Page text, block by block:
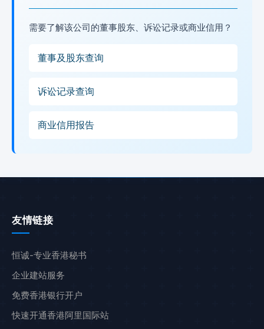
需要了解该公司的董事股东、诉讼记录或商业信用？
董事及股东查询
诉讼记录查询
商业信用报告
友情链接
恒诚-专业香港秘书
企业建站服务
免费香港银行开户
快速开通香港阿里国际站